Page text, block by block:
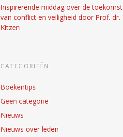
Inspirerende middag over de toekomst
van conflict en veiligheid door Prof. dr.
Kitzen
CATEGORIEËN
Boekentips
Geen categorie
Nieuws
Nieuws over leden